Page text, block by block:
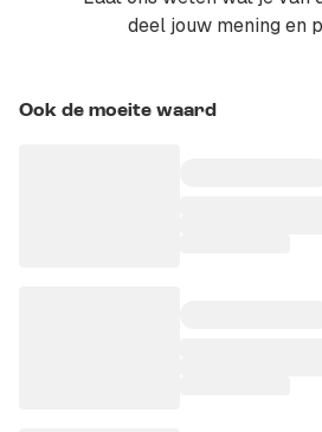
deel jouw mening en
Ook de moeite waard